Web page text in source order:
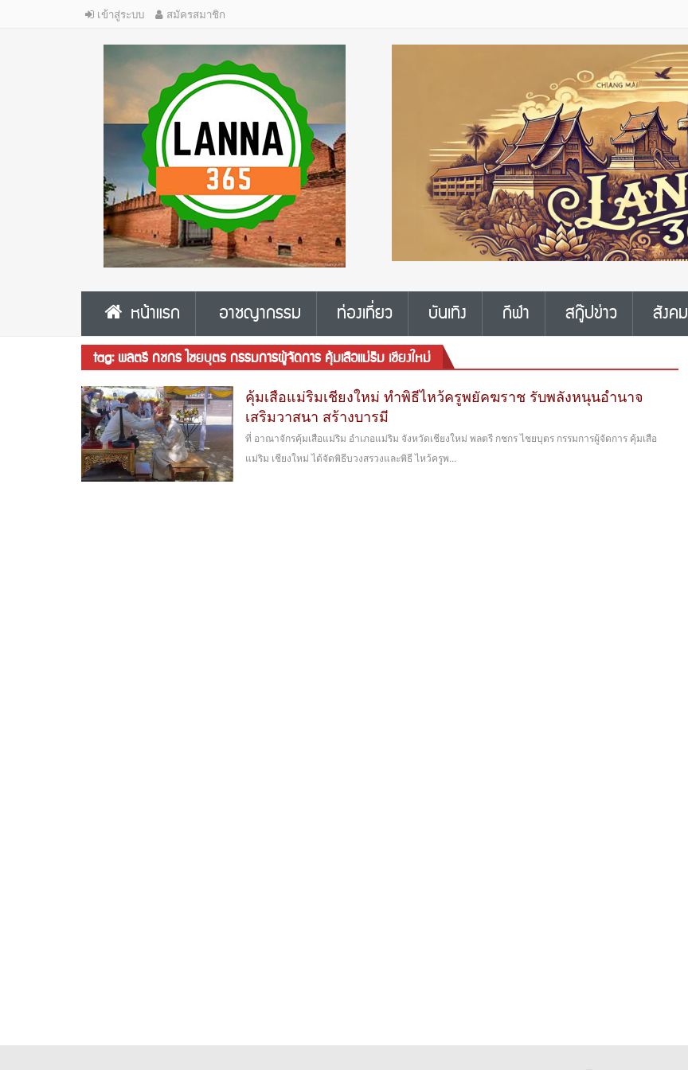
เข้าสู่ระบบ สมัครสมาชิก
หน้าแรก อาชญากรรม ท่องเที่ยว บันเทิง กีฬา สกู๊ปข่าว สังคม
tag: พลตรี กชกร ไชยบุตร กรรมการผู้จัดการ คุ้มเสือแม่ริม เชียงใหม่
คุ้มเสือแม่ริมเชียงใหม่ ทำพิธีไหว้ครูพยัคฆราช รับพลังหนุนอำนาจ
เสริมวาสนา สร้างบารมี
ที่ อาณาจักรคุ้มเสือแม่ริม อำเภอแม่ริม จังหวัดเชียงใหม่ พลตรี กชกร ไชยบุตร กรรมการผู้จัดการ คุ้มเสือ
แม่ริม เชียงใหม่ ได้จัดพิธีบวงสรวงและพิธี ไหว้ครูพ...